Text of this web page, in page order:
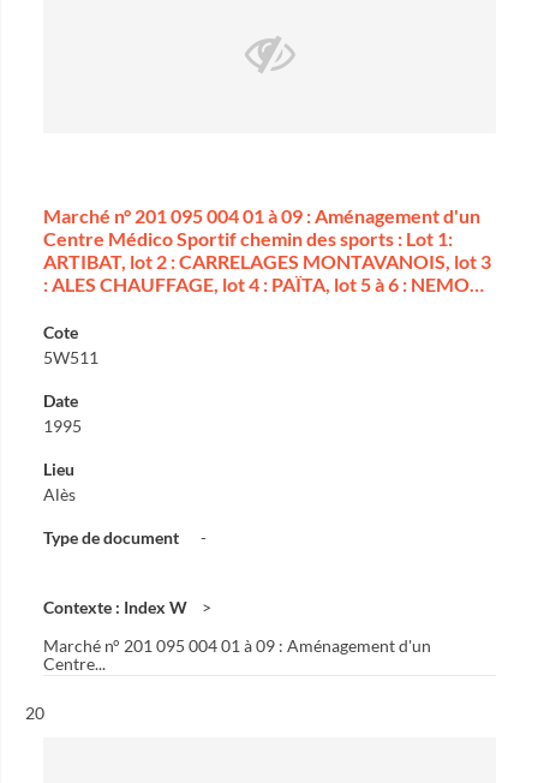
Marché n° 201 095 004 01 à 09 : Aménagement d'un
Centre Médico Sportif chemin des sports : Lot 1:
ARTIBAT, lot 2 : CARRELAGES MONTAVANOIS, lot 3
: ALES CHAUFFAGE, lot 4 : PAÏTA, lot 5 à 6 : NEMO…
Cote
5W511
Date
1995
Lieu
Alès
Type de document -
Contexte : Index W
Marché n° 201 095 004 01 à 09 : Aménagement d'un
Centre...
Résultat n°
20